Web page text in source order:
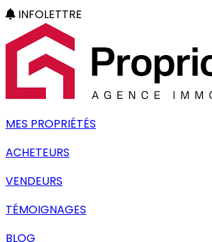
INFOLETTRE
MES PROPRIÉTÉS
ACHETEURS
VENDEURS
TÉMOIGNAGES
BLOG